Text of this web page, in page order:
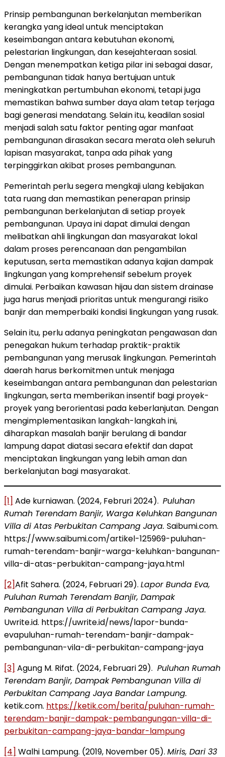
Prinsip pembangunan berkelanjutan memberikan
kerangka yang ideal untuk menciptakan
keseimbangan antara kebutuhan ekonomi,
pelestarian lingkungan, dan kesejahteraan sosial.
Dengan menempatkan ketiga pilar ini sebagai dasar,
pembangunan tidak hanya bertujuan untuk
meningkatkan pertumbuhan ekonomi, tetapi juga
memastikan bahwa sumber daya alam tetap terjaga
bagi generasi mendatang. Selain itu, keadilan sosial
menjadi salah satu faktor penting agar manfaat
pembangunan dirasakan secara merata oleh seluruh
lapisan masyarakat, tanpa ada pihak yang
terpinggirkan akibat proses pembangunan.
Pemerintah perlu segera mengkaji ulang kebijakan
tata ruang dan memastikan penerapan prinsip
pembangunan berkelanjutan di setiap proyek
pembangunan. Upaya ini dapat dimulai dengan
melibatkan ahli lingkungan dan masyarakat lokal
dalam proses perencanaan dan pengambilan
keputusan, serta memastikan adanya kajian dampak
lingkungan yang komprehensif sebelum proyek
dimulai. Perbaikan kawasan hijau dan sistem drainase
juga harus menjadi prioritas untuk mengurangi risiko
banjir dan memperbaiki kondisi lingkungan yang rusak.
Selain itu, perlu adanya peningkatan pengawasan dan
penegakan hukum terhadap praktik-praktik
pembangunan yang merusak lingkungan. Pemerintah
daerah harus berkomitmen untuk menjaga
keseimbangan antara pembangunan dan pelestarian
lingkungan, serta memberikan insentif bagi proyek-
proyek yang berorientasi pada keberlanjutan. Dengan
mengimplementasikan langkah-langkah ini,
diharapkan masalah banjir berulang di bandar
lampung dapat diatasi secara efektif dan dapat
menciptakan lingkungan yang lebih aman dan
berkelanjutan bagi masyarakat.
[1] Ade kurniawan. (2024, Februri 2024). Puluhan
Rumah Terendam Banjir, Warga Keluhkan Bangunan
Villa di Atas Perbukitan Campang Jaya. Saibumi.com.
https://www.saibumi.com/artikel-125969-puluhan-
rumah-terendam-banjir-warga-keluhkan-bangunan-
villa-di-atas-perbukitan-campang-jaya.html
[2]Afit Sahera. (2024, Februari 29). Lapor Bunda Eva,
Puluhan Rumah Terendam Banjir, Dampak
Pembangunan Villa di Perbukitan Campang Jaya.
Uwrite.id. https://uwrite.id/news/lapor-bunda-
evapuluhan-rumah-terendam-banjir-dampak-
pembangunan-vila-di-perbukitan-campang-jaya
[3] Agung M. Rifat. (2024, Februari 29). Puluhan Rumah
Terendam Banjir, Dampak Pembangunan Villa di
Perbukitan Campang Jaya Bandar Lampung.
ketik.com. https://ketik.com/berita/puluhan-rumah-
terendam-banjir-dampak-pembangungan-villa-di-
perbukitan-campang-jaya-bandar-lampung
[4] Walhi Lampung. (2019, November 05). Miris, Dari 33